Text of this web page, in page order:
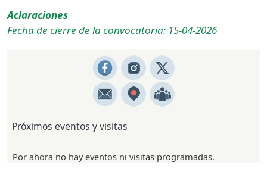
Aclaraciones
Fecha de cierre de la convocatoria: 15-04-2026
Próximos eventos y visitas
Por ahora no hay eventos ni visitas programadas.